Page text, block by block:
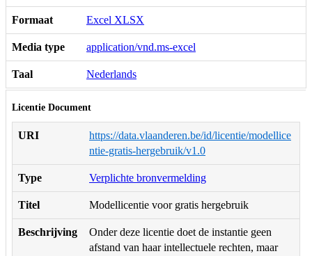
Formaat Excel XLSX
Media type application/vnd.ms-excel
Taal Nederlands
Licentie Document
URI
https://data.vlaanderen.be/id/licentie/modellice
ntie-gratis-hergebruik/v1.0
Type Verplichte bronvermelding
Titel Modellicentie voor gratis hergebruik
Beschrijving
Onder deze licentie doet de instantie geen
afstand van haar intellectuele rechten, maar